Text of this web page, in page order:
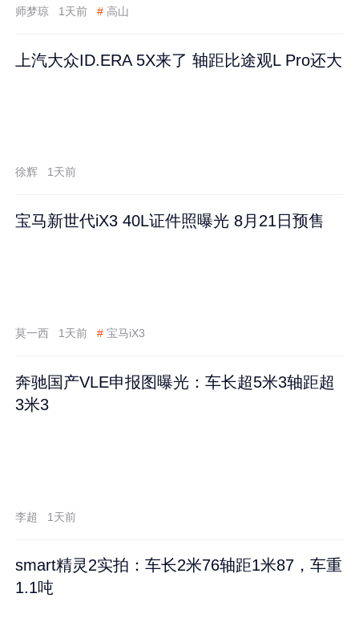
师梦琼 1天前 # 高山
上汽大众ID.ERA 5X来了 轴距比途观L Pro还大
徐辉 1天前
宝马新世代iX3 40L证件照曝光 8月21日预售
莫一西 1天前 # 宝马iX3
奔驰国产VLE申报图曝光：车长超5米3轴距超
3米3
李超 1天前
smart精灵2实拍：车长2米76轴距1米87，车重
1.1吨